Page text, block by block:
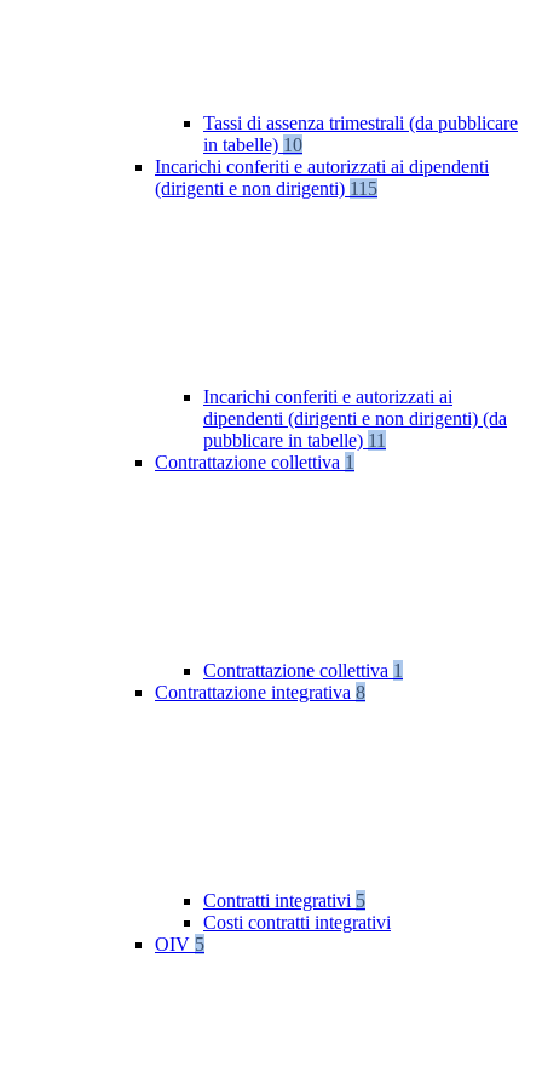
Tassi di assenza trimestrali (da pubblicare
in tabelle) 10
Incarichi conferiti e autorizzati ai dipendenti
(dirigenti e non dirigenti) 115
Incarichi conferiti e autorizzati ai
dipendenti (dirigenti e non dirigenti) (da
pubblicare in tabelle) 11
Contrattazione collettiva 1
Contrattazione collettiva 1
Contrattazione integrativa 8
Contratti integrativi 5
Costi contratti integrativi
OIV 5